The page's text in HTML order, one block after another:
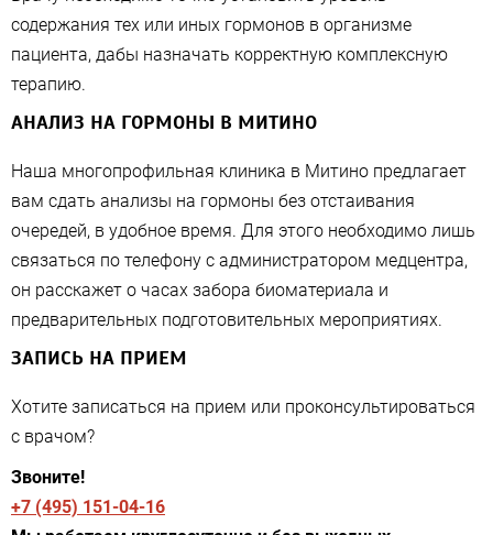
содержания тех или иных гормонов в организме
пациента, дабы назначать корректную комплексную
терапию.
АНАЛИЗ НА ГОРМОНЫ В МИТИНО
Наша многопрофильная клиника в Митино предлагает
вам сдать анализы на гормоны без отстаивания
очередей, в удобное время. Для этого необходимо лишь
связаться по телефону с администратором медцентра,
он расскажет о часах забора биоматериала и
предварительных подготовительных мероприятиях.
ЗАПИСЬ НА ПРИЕМ
Хотите записаться на прием или проконсультироваться
с врачом?
Звоните!
+7 (495) 151-04-16